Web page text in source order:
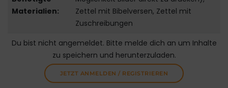
Materialien:
Zettel mit Bibelversen, Zettel mit
Zuschreibungen
Du bist nicht angemeldet. Bitte melde dich an um Inhalte
zu speichern und herunterzuladen.
JETZT ANMELDEN / REGISTRIEREN